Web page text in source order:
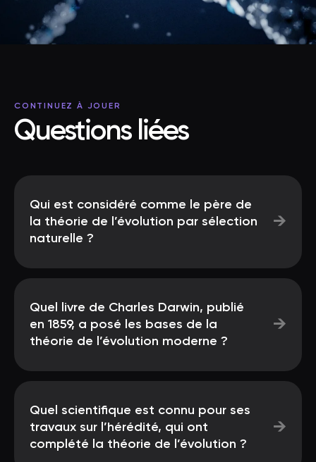
CONTINUEZ À JOUER
Questions liées
Qui est considéré comme le père de
la théorie de l’évolution par sélection
naturelle ?
→
Quel livre de Charles Darwin, publié
en 1859, a posé les bases de la
théorie de l’évolution moderne ?
→
Quel scientifique est connu pour ses
travaux sur l’hérédité, qui ont
complété la théorie de l’évolution ?
→